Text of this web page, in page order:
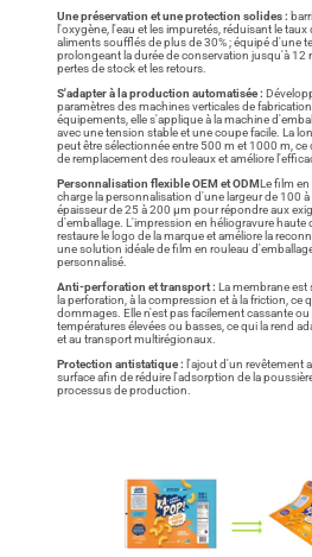
Une préservation et une protection solides :
l'oxygène, l'eau et les impuretés, réduisant le
aliments soufflés de plus de 30% ; équipé d'une
prolongeant la durée de conservation jusqu'à 12
pertes de stock et les retours.
S'adapter à la production automatisée :
paramètres des machines verticales de
équipements, elle s'applique à la machine
avec une tension stable et une coupe facile. La
peut être sélectionnée entre 500 m et 1000 m, ce
de remplacement des rouleaux et améliore
Personnalisation flexible OEM et ODM Le film
charge la personnalisation d'une largeur de 100
épaisseur de 25 à 200 μm pour répondre aux
d'emballage. L'impression en héliogravure
restaure le logo de la marque et améliore la
une solution idéale de film en rouleau
personnalisé.
Anti-perforation et transport : La membrane est
la perforation, à la compression et à la friction, ce
dommages. Elle n'est pas facilement cassante
températures élevées ou basses, ce qui la rend
et au transport multirégionaux.
Protection antistatique : l'ajout d'un revêtement
surface afin de réduire l'adsorption de la
processus de production.